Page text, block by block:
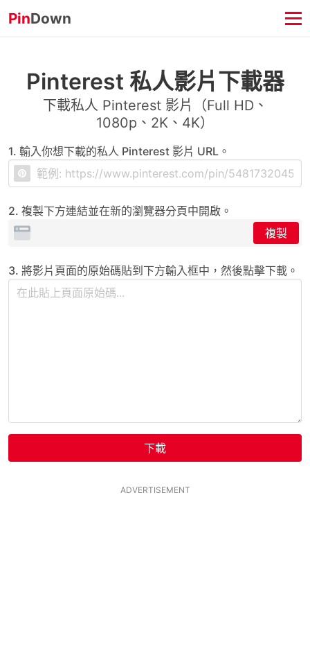
PinDown
Pinterest 私人影片下載器
下載私人 Pinterest 影片（Full HD、
1080p、2K、4K）
1. 輸入你想下載的私人 Pinterest 影片 URL。
2. 複製下方連結並在新的瀏覽器分頁中開啟。
複製
3. 將影片頁面的原始碼貼到下方輸入框中，然後點擊下載。
下載
ADVERTISEMENT